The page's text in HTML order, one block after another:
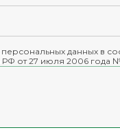
данных в
от 27 июля 2006 года